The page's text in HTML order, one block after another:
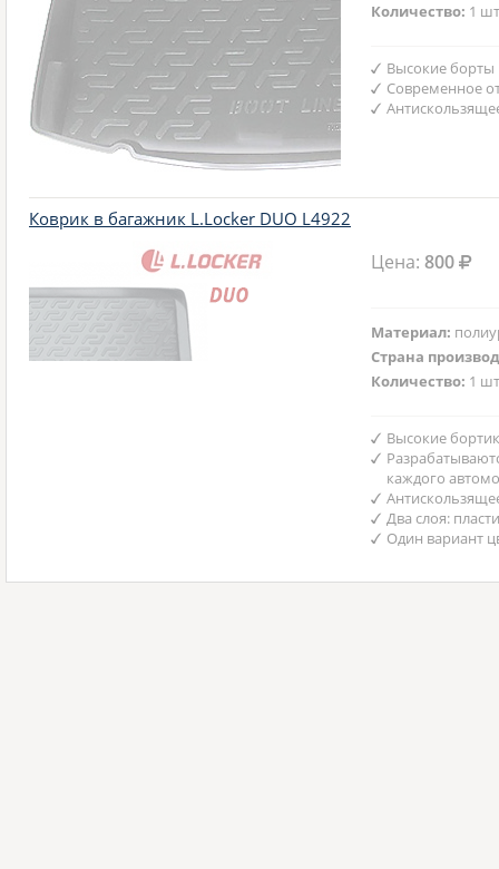
Количество: 1
Высокие борты
Современное
Коврик в багажник L.Locker DUO L4922
Цена:800
Материал:
Страна
Количество: 1
Высокие
каждого
Два слоя:
Один вариант